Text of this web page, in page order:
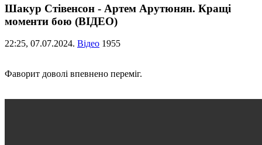
Шакур Стівенсон - Артем Арутюнян. Кращі
моменти бою (ВІДЕО)
22:25, 07.07.2024. Відео 1955
Фаворит доволі впевнено переміг.